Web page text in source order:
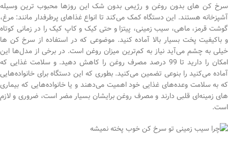
سرخ کن های بدون روغن و رژیمی بدون شک این روزها محبوب ترین وسیله
آشپزخانه هستند. این دستگاه کمک می‌کند تا انواع غذاهای پرطرفدار مانند: مرغ،
گوشت قرمز، ماهی، سیب زمینی، پیتزا و حتی کیک و کاپ کیک را در زمانی کوتاه
و باکیفیت پخت بسیار بالا آماده کنید. موضوعی که در استفاده از سرخ کن ها
خیلی به چشم می‌آید نیاز به کم‌ترین میزان روغن است. در برخی از مدل‌ها این
امکان را دارید تا 99 درصد مصرف روغن را کاهش دهید. و سلامت غذایی که
آماده می‌کنید را بنوعی تضمین می‌کنید. بطوری که این دستگاه برای خانواده‌هایی
که به سلامت وعده‌های غذایی خود اهمیت می‌دهند و یا خانواده‌هایی که بیماری
های زمینه‌ای قلبی دارند و مصرف روغن برایشان بسیار مضر است، ضروری و لازم
است.